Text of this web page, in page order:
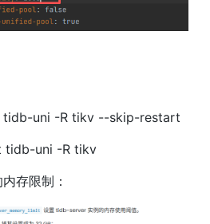
tidb-uni -R tikv --skip-restart
tidb-uni -R tikv
存限制：